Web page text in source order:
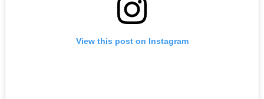
View this post on Instagram